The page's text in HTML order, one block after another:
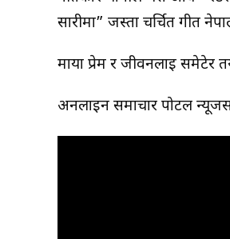
सारीमा” जस्ता चर्चित गीत
माया प्रेम र जीवनलार्ई समेटेर
अनलाईन समाचार पोर्टल